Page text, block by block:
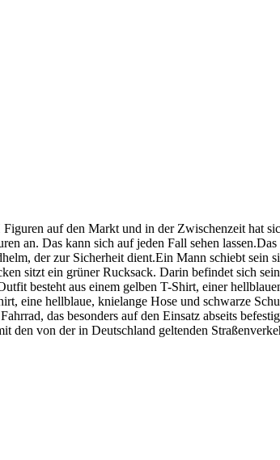
auf den Markt und in der Zwischenzeit hat
an. Das kann sich auf jeden Fall sehen
der zur Sicherheit dient.Ein Mann schiebt
sitzt ein grüner Rucksack. Darin befindet sich
besteht aus einem gelben T-Shirt, einer
eine hellblaue, knielange Hose und schwarze
das besonders auf den Einsatz abseits
den von der in Deutschland geltenden